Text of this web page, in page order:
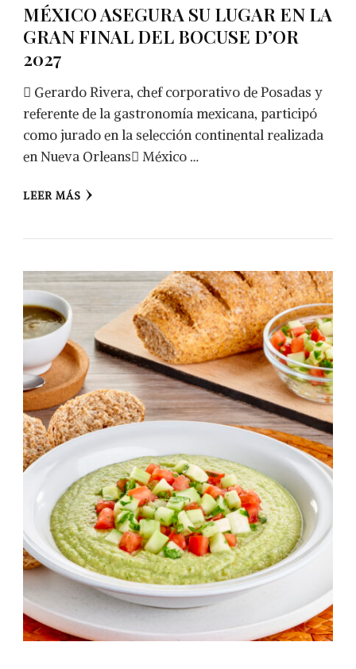
MÉXICO ASEGURA SU LUGAR EN LA
GRAN FINAL DEL BOCUSE D’OR
2027
 Gerardo Rivera, chef corporativo de Posadas y
referente de la gastronomía mexicana, participó
como jurado en la selección continental realizada
en Nueva Orleans México …
LEER MÁS